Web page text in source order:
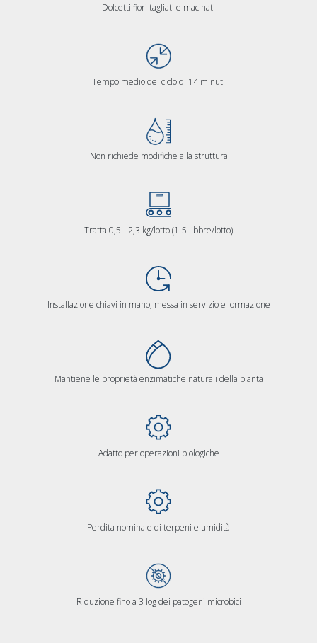
Dolcetti fiori tagliati e macinati
Tempo medio del ciclo di 14 minuti
Non richiede modifiche alla struttura
Tratta 0,5 - 2,3 kg/lotto (1-5 libbre/lotto)
Installazione chiavi in mano, messa in servizio e formazione
Mantiene le proprietà enzimatiche naturali della pianta
Adatto per operazioni biologiche
Perdita nominale di terpeni e umidità
Riduzione fino a 3 log dei patogeni microbici